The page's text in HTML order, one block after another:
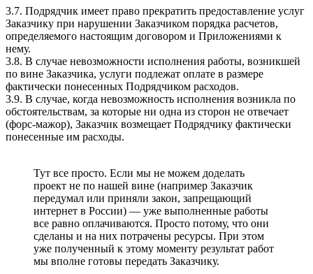
3.7. Подрядчик имеет право прекратить предоставление услуг
Заказчику при нарушении Заказчиком порядка расчетов,
определяемого настоящим договором и Приложениями к
нему.
3.8. В случае невозможности исполнения работы, возникшей
по вине Заказчика, услуги подлежат оплате в размере
фактически понесенных Подрядчиком расходов.
3.9. В случае, когда невозможность исполнения возникла по
обстоятельствам, за которые ни одна из сторон не отвечает
(форс-мажор), Заказчик возмещает Подрядчику фактически
понесенные им расходы.
Тут все просто. Если мы не можем доделать
проект не по нашей вине (например Заказчик
передумал или приняли закон, запрещающий
интернет в России) — уже выполненные работы
все равно оплачиваются. Просто потому, что они
сделаны и на них потрачены ресурсы. При этом
уже полученный к этому моменту результат работ
мы вполне готовы передать Заказчику.